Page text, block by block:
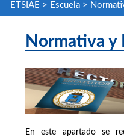
ETSIAE > Escuela>
Normativa y
En este apartado se